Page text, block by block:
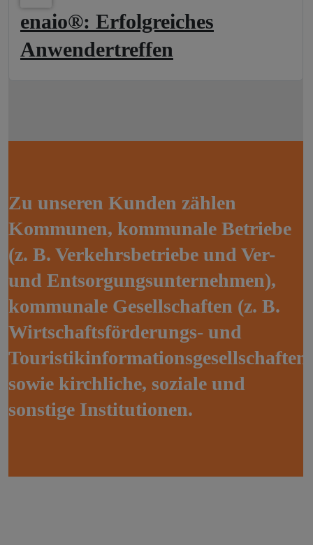
enaio®: Erfolgreiches
Anwendertreffen
Zu unseren Kunden zählen
Kommunen, kommunale Betriebe
(z. B. Verkehrsbetriebe und Ver-
und Entsorgungsunternehmen),
kommunale Gesellschaften (z. B.
Wirtschaftsförderungs- und
Touristikinformationsgesellschaften
sowie kirchliche, soziale und
sonstige Institutionen.